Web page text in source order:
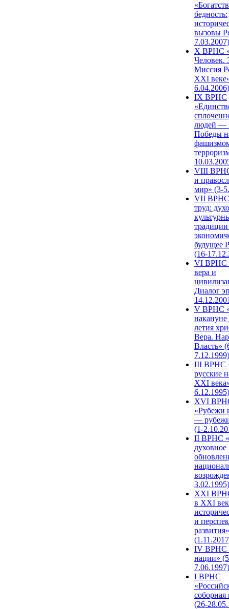
бедность:
вызовы
7.03.2007)
X ВРНС
Человек.
Миссия
XXI
6.04.2006)
IX ВРНС
людей —
Победы
VIII
и
мир» (3-
VII ВРНС
труд:
будущее
(16-
VI ВРНС
вера и
Диалог
V ВРНС
накануне
летия
Вера.
Власть»
7.12.1999)
III ВРНС
русские
XXI
6.12.1995)
XVI
«Рубежи
—
(1-
II ВРНС
духовное
3.02.1995)
XХI
в XXI
и
развития»
IV ВРНС
нации»
7.06.1997)
I ВРНС
(26-